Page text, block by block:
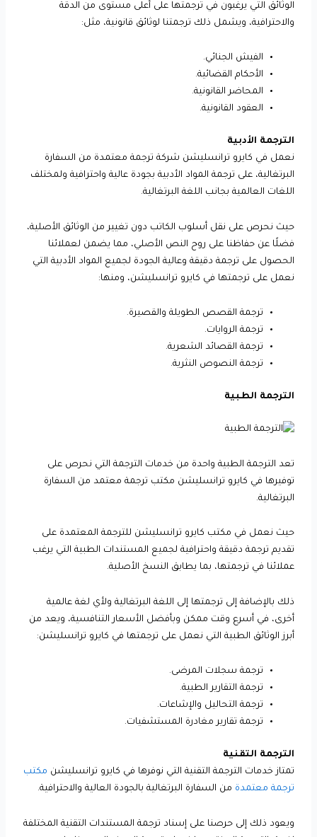
الوثائق التي يرغبون في ترجمتها على أعلى مستوى من الدقة
والاحترافية، ويشمل ذلك ترجمتنا لوثائق قانونية، مثل:
الفيش الجنائي.
الأحكام القضائية.
المحاضر القانونية.
العقود القانونية.
الترجمة الأدبية
نعمل في كايرو ترانسليشن شركة ترجمة معتمدة من السفارة
البرتغالية، على ترجمة المواد الأدبية بجودة عالية واحترافية ولمختلف
اللغات العالمية بجانب اللغة البرتغالية.
حيث نحرص على نقل أسلوب الكاتب دون تغيير من الوثائق الأصلية،
فضلًا عن حفاظنا على روح النص الأصلي، مما يضمن لعملائنا
الحصول على ترجمة دقيقة وعالية الجودة لجميع المواد الأدبية التي
نعمل على ترجمتها في كايرو ترانسليشن، ومنها:
ترجمة القصص الطويلة والقصيرة.
ترجمة الروايات.
ترجمة القصائد الشعرية.
ترجمة النصوص النثرية.
الترجمة الطبية
تعد الترجمة الطبية واحدة من خدمات الترجمة التي نحرص على
توفيرها في كايرو ترانسليشن مكتب ترجمة معتمد من السفارة
البرتغالية.
حيث نعمل في مكتب كايرو ترانسليشن للترجمة المعتمدة على
تقديم ترجمة دقيقة واحترافية لجميع المستندات الطبية التي يرغب
عملائنا في ترجمتها، بما يطابق النسخ الأصلية.
ذلك بالإضافة إلى ترجمتها إلى اللغة البرتغالية ولأي لغة عالمية
أخرى، في أسرع وقت ممكن وبأفضل الأسعار التنافسية، ويعد من
أبرز الوثائق الطبية التي نعمل على ترجمتها في كايرو ترانسليشن:
ترجمة سجلات المرضى.
ترجمة التقارير الطبية.
ترجمة التحاليل والإشاعات.
ترجمة تقارير مغادرة المستشفيات.
الترجمة التقنية
تمتاز خدمات الترجمة التقنية التي نوفرها في كايرو ترانسليشن مكتب
ترجمة معتمدة من السفارة البرتغالية بالجودة العالية والاحترافية.
ويعود ذلك إلى حرصنا على إسناد ترجمة المستندات التقنية المختلفة